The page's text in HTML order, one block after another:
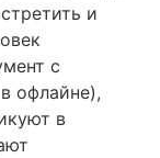
и
с
офлайне),
в